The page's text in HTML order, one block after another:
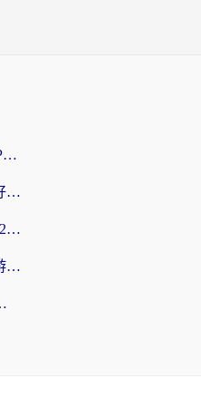
海外党选回国加速器：MalusVPN好用吗？和快帆VPN哪个好？附真实对比与避坑指南
海外党必看：迅游和雷霆哪个好？3分钟教你选对回国加速器，无缝刷国内剧玩手游
斧牛和biubiu好用吗？海外党2026亲测回国加速器指南，附番茄加速器深度体验
海外党选回国加速器：雷神手游和洞见哪个好？附iPhone免费VPN推荐及ChickCNUfunR实测
地域限制，轻松刷国内资源